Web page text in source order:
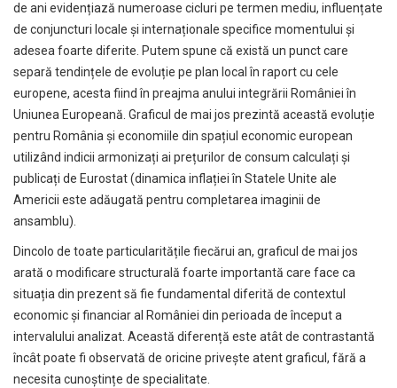
de ani evidențiază numeroase cicluri pe termen mediu, influențate
de conjuncturi locale și internaționale specifice momentului și
adesea foarte diferite. Putem spune că există un punct care
separă tendințele de evoluție pe plan local în raport cu cele
europene, acesta fiind în preajma anului integrării României în
Uniunea Europeană. Graficul de mai jos prezintă această evoluție
pentru România și economiile din spațiul economic european
utilizând indicii armonizați ai prețurilor de consum calculați și
publicați de Eurostat (dinamica inflației în Statele Unite ale
Americii este adăugată pentru completarea imaginii de
ansamblu).
Dincolo de toate particularitățile fiecărui an, graficul de mai jos
arată o modificare structurală foarte importantă care face ca
situația din prezent să fie fundamental diferită de contextul
economic și financiar al României din perioada de început a
intervalului analizat. Această diferență este atât de contrastantă
încât poate fi observată de oricine privește atent graficul, fără a
necesita cunoștințe de specialitate.